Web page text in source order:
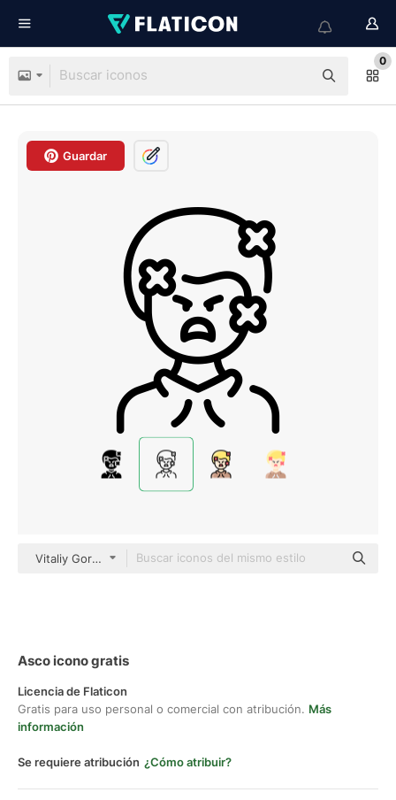
0
Guardar
Vitaliy Gorbachev Lineal
Asco icono gratis
Licencia de Flaticon
Gratis para uso personal o comercial con atribución. Más
información
Se requiere atribución ¿Cómo atribuir?